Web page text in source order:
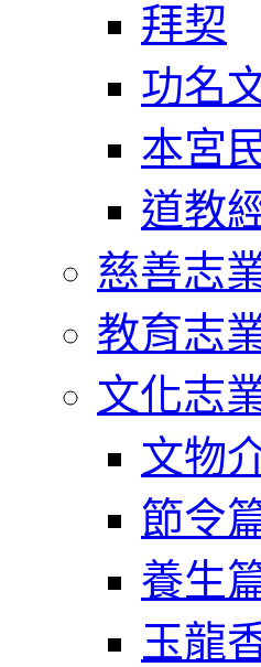
拜契
功名
本宮
道教
慈善志
教育志
文化志
文物
節令
養生
玉龍